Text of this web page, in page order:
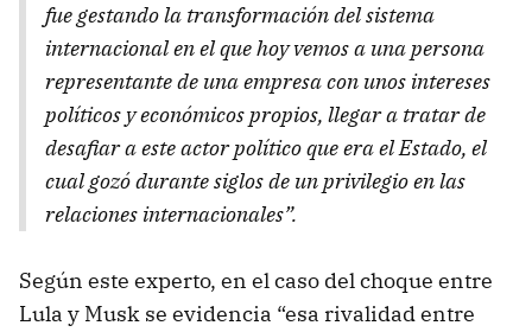
fue gestando la transformación del sistema
internacional en el que hoy vemos a una persona
representante de una empresa con unos intereses
políticos y económicos propios, llegar a tratar de
desafiar a este actor político que era el Estado, el
cual gozó durante siglos de un privilegio en las
relaciones internacionales”.
Según este experto, en el caso del choque entre
Lula y Musk se evidencia “esa rivalidad entre